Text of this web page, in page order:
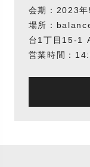
会期：2023年
場所：
台1丁目15-1
営業時間：